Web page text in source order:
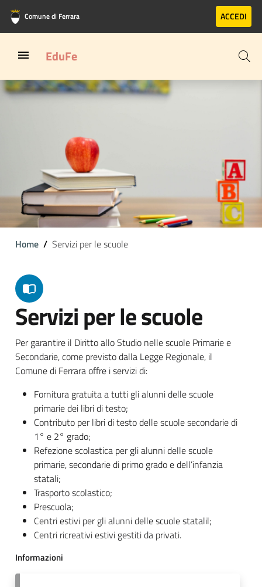
Vai al contenuto principale
Vai al footer
Comune di Ferrara ACCEDI
EduFe
Home Servizi per le scuole
Servizi per le scuole
Per garantire il Diritto allo Studio nelle scuole Primarie e
Secondarie, come previsto dalla Legge Regionale, il
Comune di Ferrara offre i servizi di:
Fornitura gratuita a tutti gli alunni delle scuole
primarie dei libri di testo;
Contributo per libri di testo delle scuole secondarie di
1° e 2° grado;
Refezione scolastica per gli alunni delle scuole
primarie, secondarie di primo grado e dell’infanzia
statali;
Trasporto scolastico;
Prescuola;
Centri estivi per gli alunni delle scuole statalil;
Centri ricreativi estivi gestiti da privati.
Informazioni